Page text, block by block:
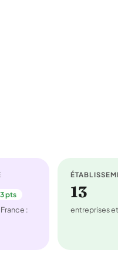
pts
:
13
entreprises